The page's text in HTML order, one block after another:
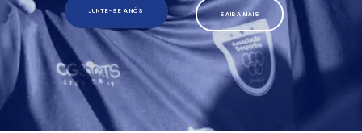
SAIBA MAIS
JUNTE-SE A NÓS